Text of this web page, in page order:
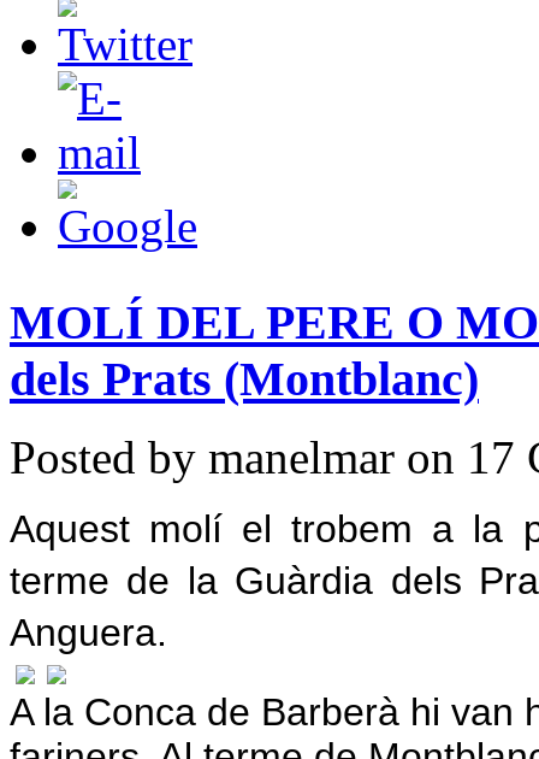
MOLÍ DEL PERE O
dels Prats (Montblanc)
Posted by manelmar on 17
Aquest molí el trobem a la
terme de la Guàrdia dels
Anguera.
A la Conca de Barberà hi van